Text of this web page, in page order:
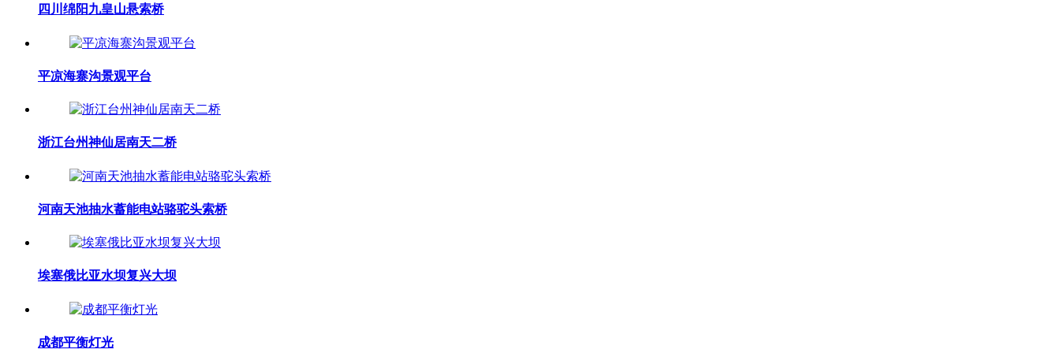
四川绵阳九皇山悬索桥
平凉海寨沟景观平台
浙江台州神仙居南天二桥
河南天池抽水蓄能电站骆驼头索桥
埃塞俄比亚水坝复兴大坝
成都平衡灯光